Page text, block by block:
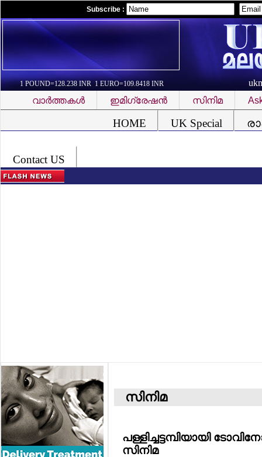
Subscribe :
1 POUND=128.238 INR 1 EURO=109.8418 INR
വാര്‍ത്തകള്‍
ഇമിഗ്രേഷന്‍ സിനിമ
HOME UK Special
Contact US
സിനിമ
പള്ളിച്ചട്ടമ്പിയായി
സിനിമ